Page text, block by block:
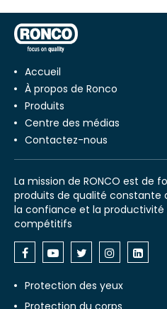
Accueil
À propos de Ronco
Produits
Centre des médias
Contactez-nous
La mission de RONCO est de
produits de qualité constante
la confiance et la productivité
compétitifs
Protection des yeux